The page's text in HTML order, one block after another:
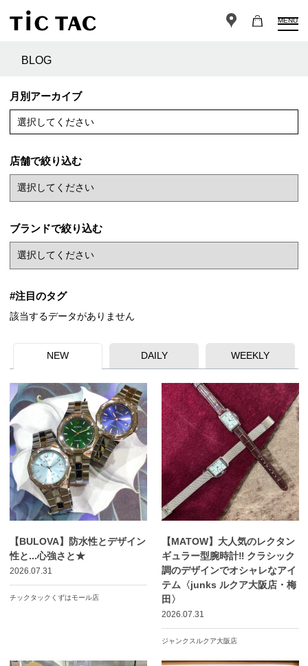
MENU
BLOG
月別アーカイブ
選択してください
店舗で絞り込む
ブランドで絞り込む
#注目のタグ
該当するデータがありません
NEW DAILY WEEKLY
【BULOVA】防水性とデザイン
性と...心強さと★
2026.07.31
チックタックくずはモール店
【MATOW】大人気のレクタン
ギュラー型腕時計‼️ クラシック
調のデザインでオシャレなアイ
テム〈junks ルクア大阪店・梅
田〉
2026.07.31
ジャンクスルクア大阪店